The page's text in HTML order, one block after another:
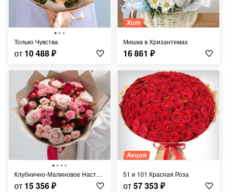
Только Чувства
от 10 488₽
Хит
Мишка в Хризантемах
16 861 ₽
Клубнично-Малиновое Настроение
от 15 356₽
Акция
51 и 101 Красная Роза
от57 353₽